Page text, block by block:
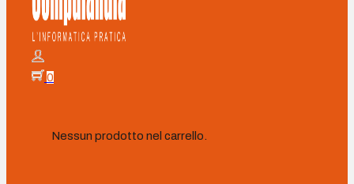
0
Nessun prodotto nel carrello.